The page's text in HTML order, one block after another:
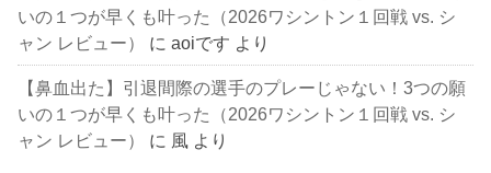
いの１つが早くも叶った（2026ワシントン１回戦 vs. シ
ャン レビュー）
にaoiです より
【鼻血出た】引退間際の選手のプレーじゃない！3つの願
いの１つが早くも叶った（2026ワシントン１回戦 vs. シ
ャン レビュー）
に 風 より